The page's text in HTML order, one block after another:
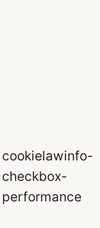
cookielawinfo-
checkbox-
performance